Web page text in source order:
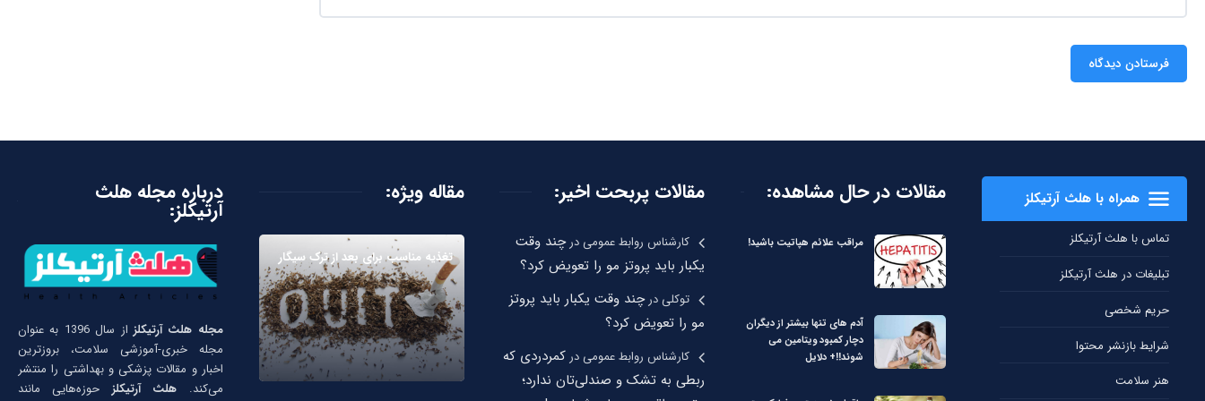
همراه با هلث آرتیکلز
تماس با هلث آرتیکلز
تبلیغات در هلث آرتیکلز
حریم شخصی
شرایط بازنشر محتوا
هنر سلامت
مقالات در حال مشاهده:
مراقب علائم هپاتیت باشید!
آدم های تنها بیشتر از دیگران
دچار کمبود ویتامین می
شوند!!+ دلایل
مقالات پربحت اخیر:
کارشناس روابط عمومیدرچند وقت
یکبار باید پروتز مو را تعویض کرد؟
توکلیدرچند وقت یکبار باید پروتز
مو را تعویض کرد؟
کارشناس روابط عمومیدر کمردردی که
ربطی به تشک و صندلی‌تان ندارد؛
مقاله ویژه:
تغذیه مناسب برای بعد از ترک سیگار
درباره مجله هلث
آرتیکلز:
مجله هلث آرتیکلز
از سال 1396 به عنوان
مجله خبری-آموزشی سلامت، بروزترین
اخبار و مقالات پزشکی و بهداشتی را منتشر
می‌کند. هلث آرتیکلز حوزه‌هایی مانند